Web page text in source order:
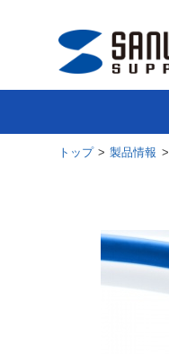
トップ>製品情報 >